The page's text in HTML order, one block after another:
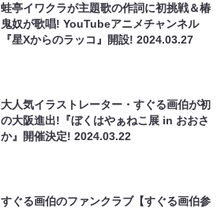
蛙亭イワクラが主題歌の作詞に初挑戦＆椿
鬼奴が歌唱! YouTubeアニメチャンネル
『星Xからのラッコ』開設!2024.03.27
大人気イラストレーター・すぐる画伯が初
の大阪進出!『ぼくはやぁねこ展 in おおさ
か』開催決定!2024.03.22
すぐる画伯のファンクラブ【すぐる画伯参